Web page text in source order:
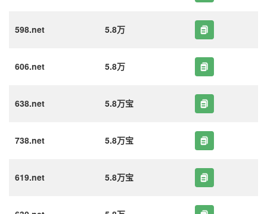
598.net 5.8万
606.net 5.8万
638.net 5.8万宝
738.net 5.8万宝
619.net 5.8万宝